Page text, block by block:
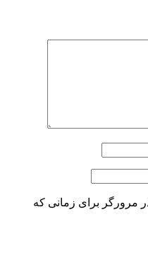
مرورگر برای زمانی که